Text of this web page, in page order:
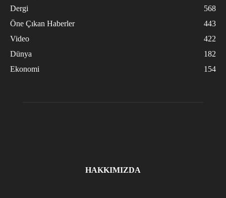
Dergi
568
Öne Çıkan Haberler
443
Video
422
Dünya
182
Ekonomi
154
HAKKIMIZDA